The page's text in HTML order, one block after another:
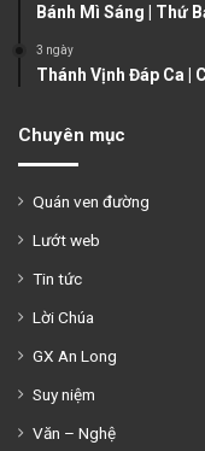
Bánh Mì Sáng | Thứ
3 ngày
Thánh Vịnh Đáp Ca |
Chuyên mục
Quán ven đường
Lướt web
Tin tức
Lời Chúa
GX An Long
Suy niệm
Văn – Nghệ